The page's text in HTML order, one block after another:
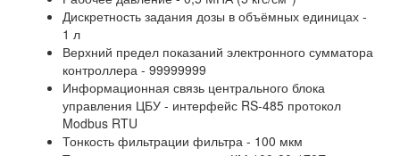
Дискретность задания дозы в объёмных единицах -
1 л
Верхний предел показаний электронного сумматора
контроллера - 99999999
Информационная связь центрального блока
управления ЦБУ - интерфейс RS-485 протокол
Modbus RTU
Тонкость фильтрации фильтра - 100 мкм